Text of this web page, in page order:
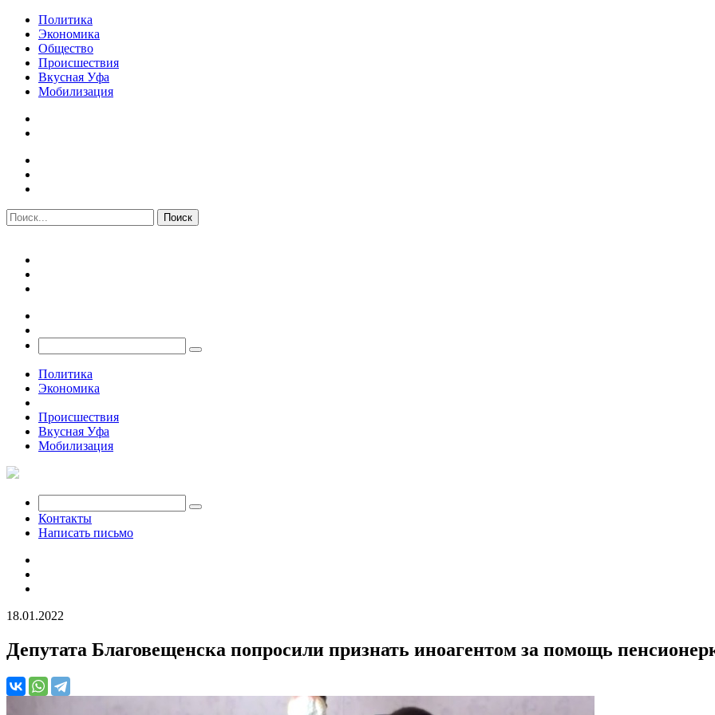
Политика
Экономика
Общество
Происшествия
Вкусная Уфа
Мобилизация
Политика
Экономика
Происшествия
Вкусная Уфа
Мобилизация
Контакты
Написать письмо
18.01.2022
Депутата Благовещенска попросили признать иноагентом за помощь